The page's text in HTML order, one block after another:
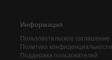
Информация
Пользовательское соглашение
Политика конфиденциальности
Поддержка пользователей